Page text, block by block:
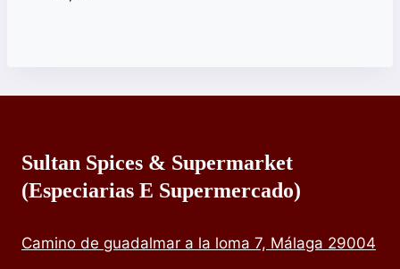
Sultan Spices & Supermarket
(especiarias E Supermercado)
Camino de guadalmar a la loma 7, Málaga 29004